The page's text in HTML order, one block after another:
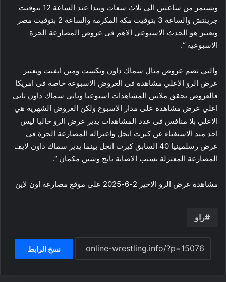
ويستمر من ساعتين الى ثلاث سعات ويبدا عند الساعة 12 بتوقيت
جرينتش والساعة 3 بتوقيت مكة المكرمة والساعة 2 بتوقيت مصر
ويعتبر هو الحدث الاسبوعي الاهم فى عروض المصارعة الحرة
الاسبوعية “.
والتي تضم عروض مثال سماك داون ونكست ومين ايفنت ويعتبر
عرض الرو الاعلي مشاهدة فى العروض الاسبوعة خاصة فى امريكا
فالعروض تحقق ملايين المشاهدات اسبوعيا وياتي سماك داون تانى
اعلي عرض مشاهدة على مدار الاسبوع ولكن العروض الشهرية هي
الاعلي بلا منافس فى عدد المشاهدات يدير عرض الرو حاليا ليس
احد منذ الاستغناء عن كيرت انجل واعتزاله المصارعة الحرة فى
عرض رسلمينيا 40 السابق كيرت انجل بينما يدير سماك داون لايف
المصارعة المعتزلة بسبب الاصابة بايج وشين مكمان “.
مشاهدة عرض الرو الاخير 2-6-2025 على موقع مصارعة اون لاين
راو
نسخ الرابط